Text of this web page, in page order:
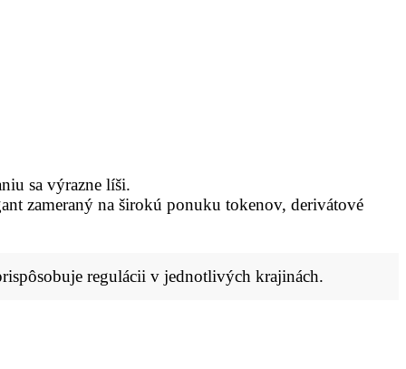
sa výrazne líši.
zameraný na širokú ponuku tokenov, derivátové
regulácii v jednotlivých krajinách.